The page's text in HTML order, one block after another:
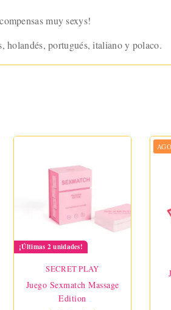
muy sexys!
holandés, portugués, italiano y polaco.
¡Últimas 2 unidades!
SECRET PLAY
Juego Sexmatch Massage
Edition